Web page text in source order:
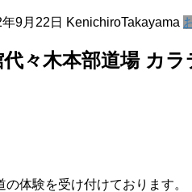
9月22日 KenichiroTakayama
々木本部道場 カラ
体験を受け付けております。